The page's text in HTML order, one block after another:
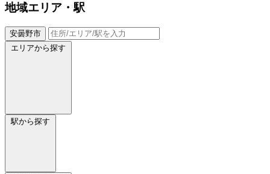
地域エリア・駅
安曇野市
エリアから探す
駅から探す